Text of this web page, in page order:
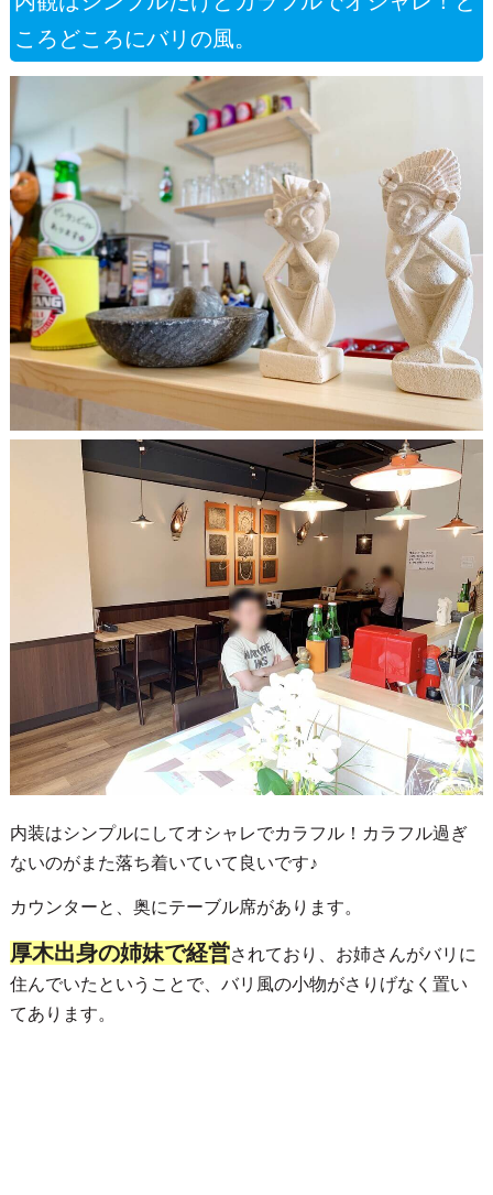
ころどころにバリの風。
内装はシンプルにしてオシャレでカラフル！カラフル過ぎ
ないのがまた落ち着いていて良いです♪
カウンターと、奥にテーブル席があります。
厚木出身の姉妹で経営されており、お姉さんがバリに
住んでいたということで、バリ風の小物がさりげなく置い
てあります。